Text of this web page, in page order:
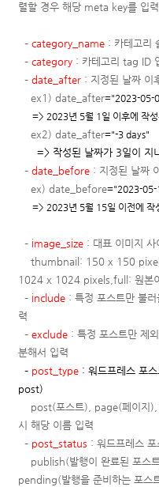
렬할 경우 해당 meta key를 입력
– category_name : 카테고리
– category : 카테고리 tag ID
– date_after : 지정된 날짜 이
ex1) date_after="2023-05-
=> 2023년 5월 1일 이후에 작성
ex2) date_after="-3 days"
=> 작성된 날짜가 3일이 지
– date_before : 지정된 날짜
ex) date_before="2023-05-
=> 2023년 5월 15일 이전에 작
– image_size : 대표 이미지
thumbnail: 150 x 150
1024 x 1024 pixels, full: 원본
– include : 특정 포스트만 불
력
– exclude : 특정 포스트만 제
분해서 입력
– post_type : 워드프레스 포
post)
post(포스트), page(페이지),
시 해당 이름 입력
– post_status : 워드프레스
publish(발행이 완료된 포스
pending(발행을 준비하는 포스